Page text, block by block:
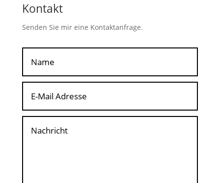
Kontakt
Senden Sie mir eine Kontaktanfrage.